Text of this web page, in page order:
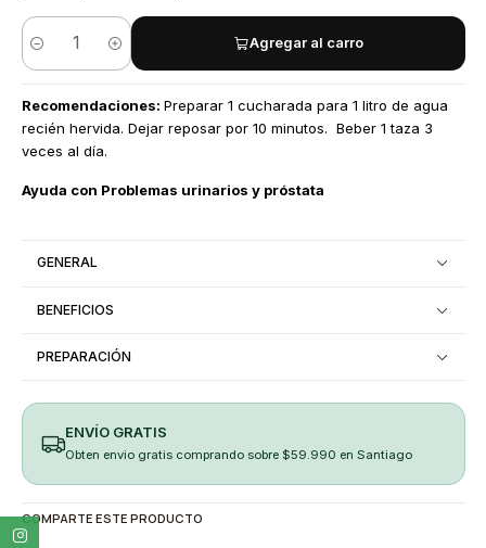
Cantidad
Agregar al carro
Recomendaciones: Preparar 1 cucharada para 1 litro de agua
recién hervida. Dejar reposar por 10 minutos. Beber 1 taza 3
veces al día.
Ayuda con Problemas urinarios y próstata
GENERAL
BENEFICIOS
PREPARACIÓN
ENVÍO GRATIS
Obten envio gratis comprando sobre $59.990 en Santiago
COMPARTE ESTE PRODUCTO